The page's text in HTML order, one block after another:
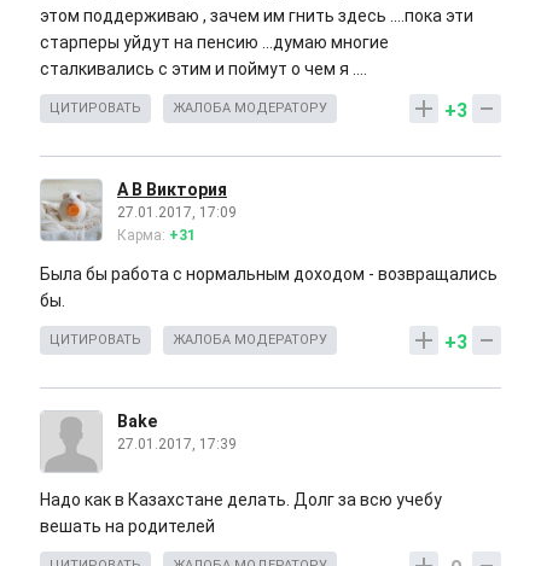
этом поддерживаю , зачем им гнить здесь ....пока эти
старперы уйдут на пенсию ...думаю многие
сталкивались с этим и поймут о чем я ....
+3
ЦИТИРОВАТЬ ЖАЛОБА МОДЕРАТОРУ
А В Виктория
27.01.2017, 17:09
Карма: +31
Была бы работа с нормальным доходом - возвращались
бы.
+3
ЦИТИРОВАТЬ ЖАЛОБА МОДЕРАТОРУ
Bake
27.01.2017, 17:39
Надо как в Казахстане делать. Долг за всю учебу
вешать на родителей